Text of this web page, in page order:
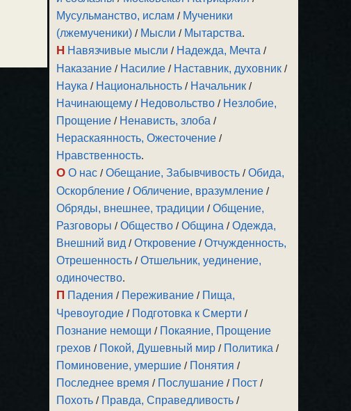
Мусульманство, ислам / Мученики
(лжемученики) / Мысли / Мытарства.
Н Навязчивые мысли / Надежда, Мечта /
Наказание / Насилие / Наставник, духовник /
Наука / Национальность / Начальник /
Начинающему / Недовольство / Незлобие,
Прощение / Ненависть, злоба /
Нераскаянность, Ожесточение /
Нравственность.
О О нас /Обещание, Забывчивость /Обида,
Оскорбление /Обличение, вразумление /
Обряды, внешнее, традиции /Общение,
Разговоры /Общество /Община /Одежда,
Внешний вид /Откровение /Отчужденность,
Отрешенность /Отшельник, уединение,
одиночество.
П Падения / Переживание / Пища,
Чревоугодие / Подготовка к Смерти /
Познание немощи / Покаяние, Прощение
грехов / Покой, Душевный мир / Политика /
Поминовение, умершие / Понятия /
Последнее время / Послушание / Пост /
Похоть / Правда, Справедливость /